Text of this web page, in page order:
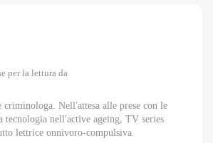
per la lettura da
criminologa. Nell'attesa alle prese con le
tecnologia nell'active ageing, TV series
lettrice onnivoro-compulsiva.